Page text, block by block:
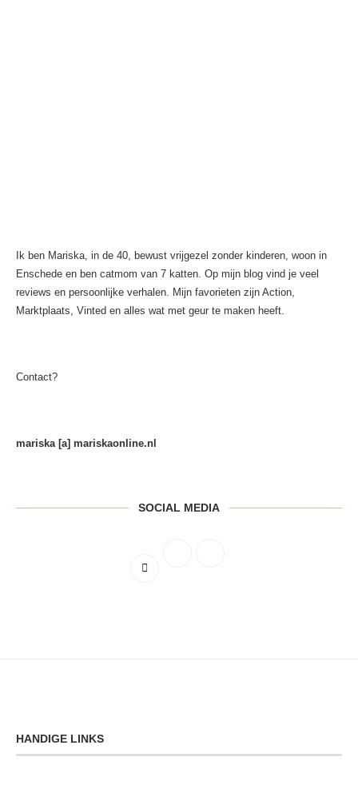
Ik ben Mariska, in de 40, bewust vrijgezel zonder kinderen, woon in
Enschede en ben catmom van 7 katten. Op mijn blog vind je veel
reviews en persoonlijke verhalen. Mijn favorieten zijn Action,
Marktplaats, Vinted en alles wat met geur te maken heeft.
Contact?
mariska [a] mariskaonline.nl
SOCIAL MEDIA
HANDIGE LINKS